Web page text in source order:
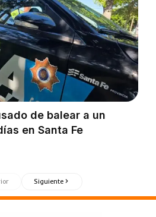
de balear a un
en Santa Fe
Siguiente